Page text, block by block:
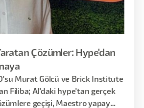
Çözümler: Hype'dan
Murat Gölcü ve Brick Institute
Filiba; AI'daki hype'tan gerçek
geçişi, Maestro yapay